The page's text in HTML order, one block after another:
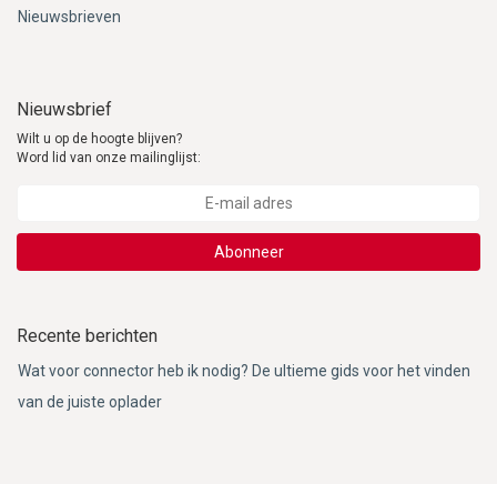
Nieuwsbrieven
Nieuwsbrief
Wilt u op de hoogte blijven?
Word lid van onze mailinglijst:
Abonneer
Recente berichten
Wat voor connector heb ik nodig? De ultieme gids voor het vinden
van de juiste oplader